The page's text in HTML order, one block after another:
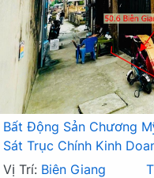
Bất Động Sản Chương
Sát Trục Chính Kinh
Mở Rộng
Vị Trí: Biên Giang